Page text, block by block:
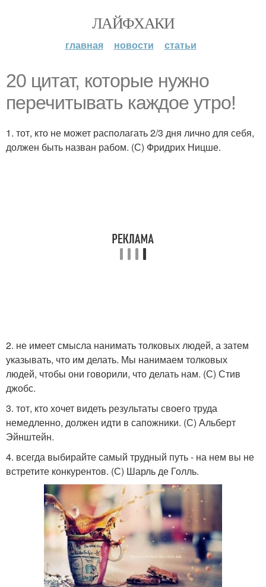
ЛАЙФХАКИ
главная новости статьи
20 цитат, которые нужно
перечитывать каждое утро!
1. тот, кто не может располагать 2/3 дня лично для себя,
должен быть назван рабом. (С) Фридрих Ницше.
2. не имеет смысла нанимать толковых людей, а затем
указывать, что им делать. Мы нанимаем толковых
людей, чтобы они говорили, что делать нам. (С) Стив
джобс.
3. тот, кто хочет видеть результаты своего труда
немедленно, должен идти в сапожники. (С) Альберт
Эйнштейн.
4. всегда выбирайте самый трудный путь - на нем вы не
встретите конкурентов. (С) Шарль де Голль.